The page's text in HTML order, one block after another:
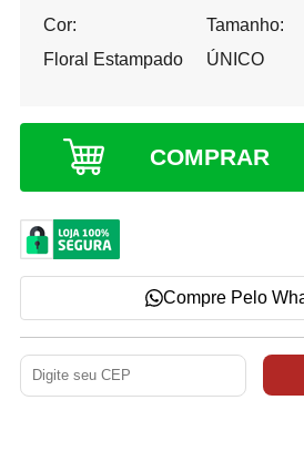
Cor:
Floral Estampado
Tamanho:
ÚNICO
COMPRAR
Compre Pelo